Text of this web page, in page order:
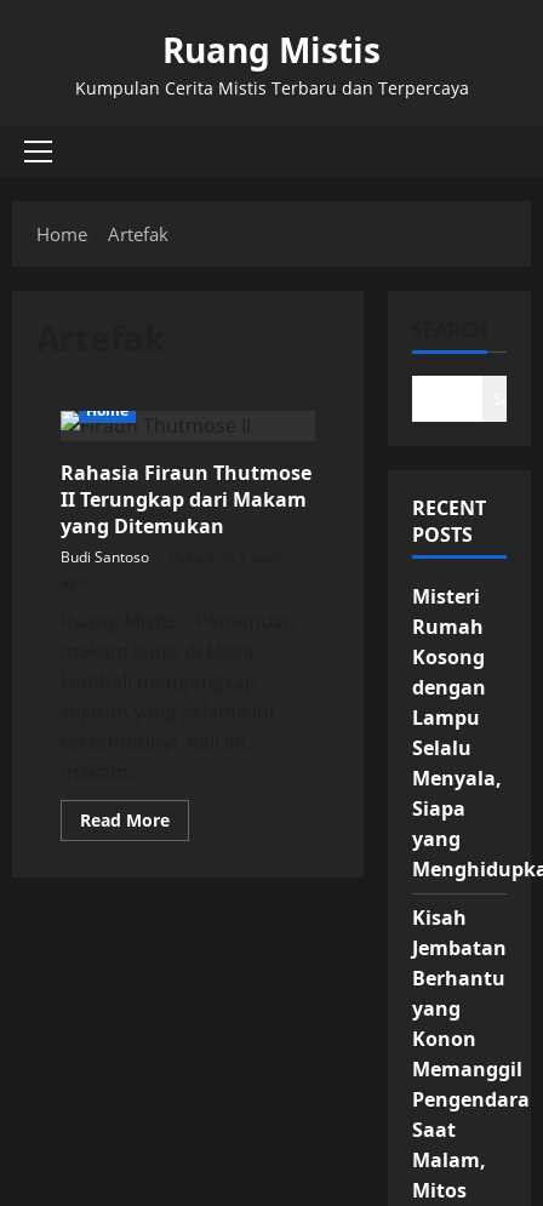
Ruang Mistis
Kumpulan Cerita Mistis Terbaru dan Terpercaya
Primary
Home
Artefak
Home
Rahasia Firaun Thutmose
II Terungkap dari Makam
yang Ditemukan
Budi Santoso
Read MoreRead
more
RECENT
POSTS
Misteri
Rumah
Kosong
dengan
Lampu
Selalu
Menyala,
Siapa
yang
Kisah
Jembatan
Berhantu
yang
Konon
Memanggil
Pengendara
Saat
Malam,
Mitos